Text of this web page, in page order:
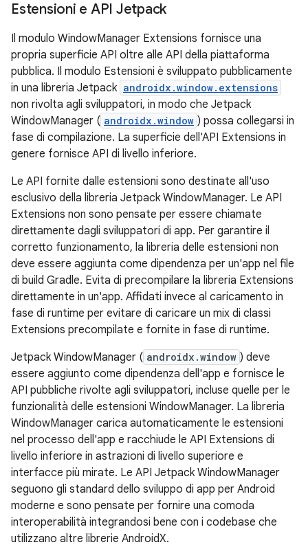
Estensioni e API Jetpack
Il modulo WindowManager Extensions fornisce una
propria superficie API oltre alle API della piattaforma
pubblica. Il modulo Estensioni è sviluppato pubblicamente
in una libreria Jetpack androidx.window.extensions
non rivolta agli sviluppatori, in modo che Jetpack
WindowManager ( androidx.window ) possa collegarsi in
fase di compilazione. La superficie dell'API Extensions in
genere fornisce API di livello inferiore.
Le API fornite dalle estensioni sono destinate all'uso
esclusivo della libreria Jetpack WindowManager. Le API
Extensions non sono pensate per essere chiamate
direttamente dagli sviluppatori di app. Per garantire il
corretto funzionamento, la libreria delle estensioni non
deve essere aggiunta come dipendenza per un'app nel file
di build Gradle. Evita di precompilare la libreria Extensions
direttamente in un'app. Affidati invece al caricamento in
fase di runtime per evitare di caricare un mix di classi
Extensions precompilate e fornite in fase di runtime.
Jetpack WindowManager ( androidx.window ) deve
essere aggiunto come dipendenza dell'app e fornisce le
API pubbliche rivolte agli sviluppatori, incluse quelle per le
funzionalità delle estensioni WindowManager. La libreria
WindowManager carica automaticamente le estensioni
nel processo dell'app e racchiude le API Extensions di
livello inferiore in astrazioni di livello superiore e
interfacce più mirate. Le API Jetpack WindowManager
seguono gli standard dello sviluppo di app per Android
moderne e sono pensate per fornire una comoda
interoperabilità integrandosi bene con i codebase che
utilizzano altre librerie AndroidX.